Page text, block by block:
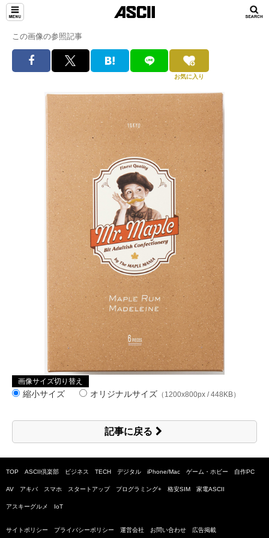
この画像の参照記事
お気に入り
画像サイズ切り替え
縮小サイズ オリジナルサイズ （1200x800px / 448KB）
記事に戻る
TOP ASCII倶楽部 ビジネス TECH デジタル iPhone/Mac ゲーム・ホビー 自作PC
AV アキバ スマホ スタートアップ プログラミング+ 格安SIM 家電ASCII
アスキーグルメ IoT
サイトポリシー プライバシーポリシー 運営会社 お問い合わせ 広告掲載